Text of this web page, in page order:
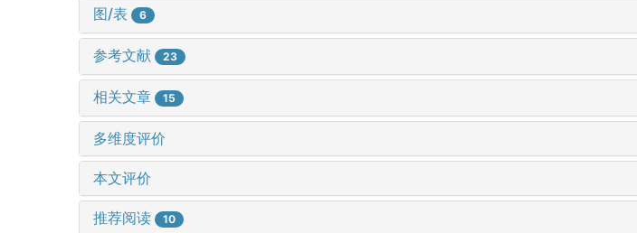
图/表 6
参考文献 23
相关文章 15
多维度评价
本文评价
推荐阅读 10